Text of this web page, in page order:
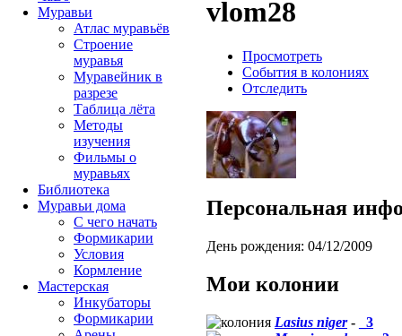
vlom28
Просмотреть
События в колониях
Отследить
Персональная
День рождения: 04/12/2009
Мои колонии
Lasius niger-
_3
Муравьи
Атлас муравьёв
Строение
муравья
Муравейник в
разрезе
Таблица лёта
Методы
изучения
Фильмы о
муравьях
Библиотека
Муравьи дома
С чего начать
Формикарии
Условия
Кормление
Мастерская
Инкубаторы
Формикарии